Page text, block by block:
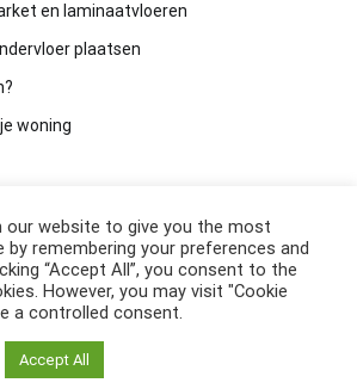
en laminaatvloeren
plaatsen
woning
Aangedreven door
our website to give you the most
by remembering your preferences and
“Accept All”, you consent to the
However, you may visit "Cookie
a controlled consent.
Accept All